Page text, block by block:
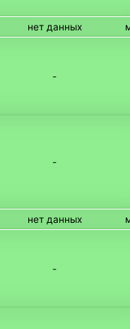
нет данных
-
-
нет данных
-